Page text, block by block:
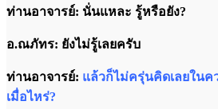
ท่านอาจารย์: นั่นแหละ รู้หรือยัง?
อ.ณภัทร: ยังไม่รู้เลยครับ
ท่านอาจารย์: แล้วก็ไม่ครุ่นคิดเลยในค
เมื่อไหร่?